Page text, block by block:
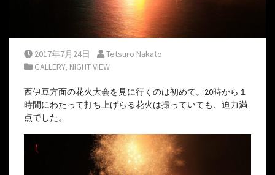
Posted on
2017年7月24日 Posted by
Tetsuro Nakato
Posted in
GALLERY, NIGHT VIEW
西伊豆方面の花火大会を見に行くのは初めて。20時から１
時間にわたって打ち上げらる花火は撮っていても、迫力満
点でした。